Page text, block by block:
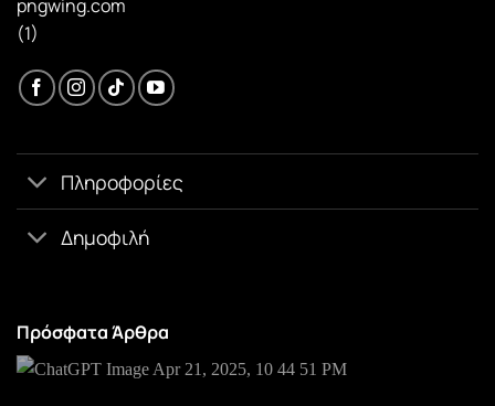
Πληροφορίες
Δημοφιλή
Πρόσφατα Άρθρα